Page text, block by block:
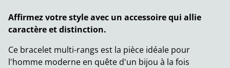
Affirmez votre style avec un accessoire qui allie
caractère et distinction.
Ce bracelet multi-rangs est la pièce idéale pour
l'homme moderne en quête d'un bijou à la fois